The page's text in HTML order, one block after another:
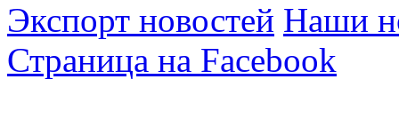
Экспорт новостей Наши
Страница на Facebook